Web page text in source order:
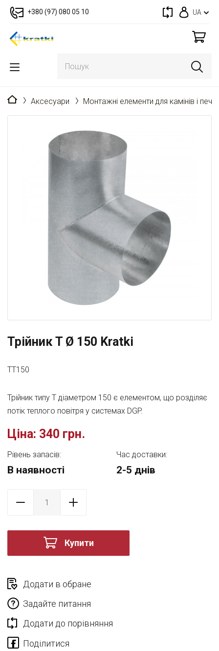
+380 (97) 080 05 10 UA
Головна
Аксесуари Монтажні елементи для камінів і
Трійник T Ø 150 Kratki
TT150
Трійник типу T діаметром 150 є елементом, що розділяє
потік теплого повітря у системах DGP.
Ціна: 340 грн.
Рівень запасів:
В наявності
Час доставки:
2-5 днів
Купити
Додати в обране
Задайте питання
Додати до порівняння